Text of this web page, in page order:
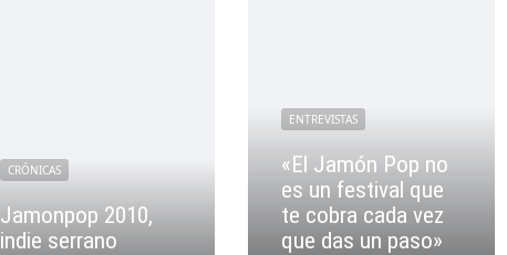
CRÓNICAS
Jamonpop 2010,
indie serrano
ENTREVISTAS
«El Jamón Pop no
es un festival que
te cobra cada vez
que das un paso»